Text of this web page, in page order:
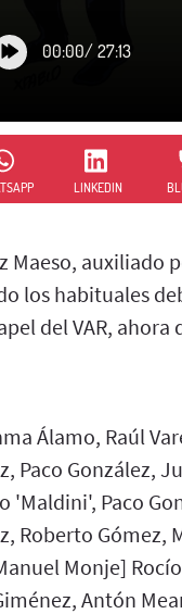
00:00/ 27:13
LINKEDIN
Maeso, auxiliado
los habituales
del VAR,
Álamo, Raúl
Paco González,
'Maldini', Paco
Roberto Gómez,
Monje]
Antón